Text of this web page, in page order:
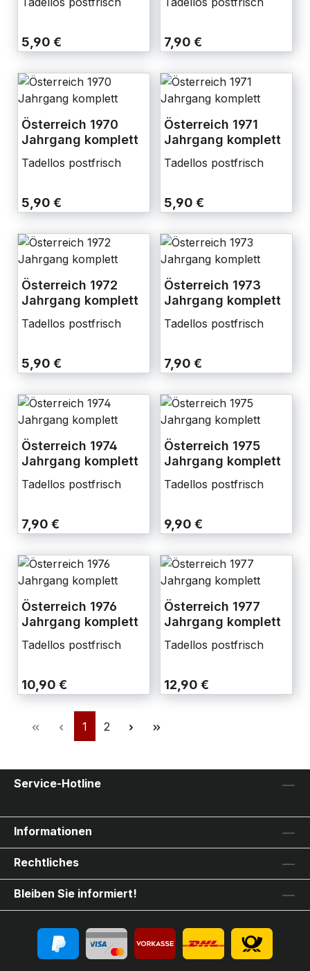
5,90 € 7,90 €
Österreich 1970
Jahrgang komplett
Tadellos postfrisch
5,90 €
Österreich 1971
Jahrgang komplett
Tadellos postfrisch
5,90 €
Österreich 1972
Jahrgang komplett
Tadellos postfrisch
5,90 €
Österreich 1973
Jahrgang komplett
Tadellos postfrisch
7,90 €
Österreich 1974
Jahrgang komplett
Tadellos postfrisch
7,90 €
Österreich 1975
Jahrgang komplett
Tadellos postfrisch
9,90 €
Österreich 1976
Jahrgang komplett
Tadellos postfrisch
10,90 €
Österreich 1977
Jahrgang komplett
Tadellos postfrisch
12,90 €
1 2
Service-Hotline
Informationen
Rechtliches
Bleiben Sie informiert!